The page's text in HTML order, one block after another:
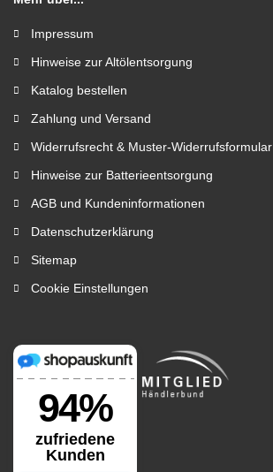
Impressum
Hinweise zur Altölentsorgung
Katalog bestellen
Zahlung und Versand
Widerrufsrecht & Muster-Widerrufsformular
Hinweise zur Batterieentsorgung
AGB und Kundeninformationen
Datenschutzerklärung
Sitemap
Cookie Einstellungen